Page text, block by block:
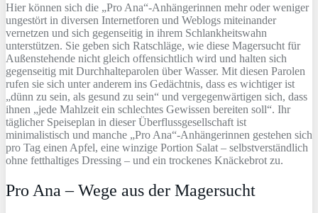
Hier können sich die „Pro Ana“-Anhängerinnen mehr oder weniger
ungestört in diversen Internetforen und Weblogs miteinander
vernetzen und sich gegenseitig in ihrem Schlankheitswahn
unterstützen. Sie geben sich Ratschläge, wie diese Magersucht für
Außenstehende nicht gleich offensichtlich wird und halten sich
gegenseitig mit Durchhalteparolen über Wasser. Mit diesen Parolen
rufen sie sich unter anderem ins Gedächtnis, dass es wichtiger ist
„dünn zu sein, als gesund zu sein“ und vergegenwärtigen sich, dass
ihnen „jede Mahlzeit ein schlechtes Gewissen bereiten soll“. Ihr
täglicher Speiseplan in dieser Überflussgesellschaft ist
minimalistisch und manche „Pro Ana“-Anhängerinnen gestehen sich
pro Tag einen Apfel, eine winzige Portion Salat – selbstverständlich
ohne fetthaltiges Dressing – und ein trockenes Knäckebrot zu.
Pro Ana – Wege aus der Magersucht